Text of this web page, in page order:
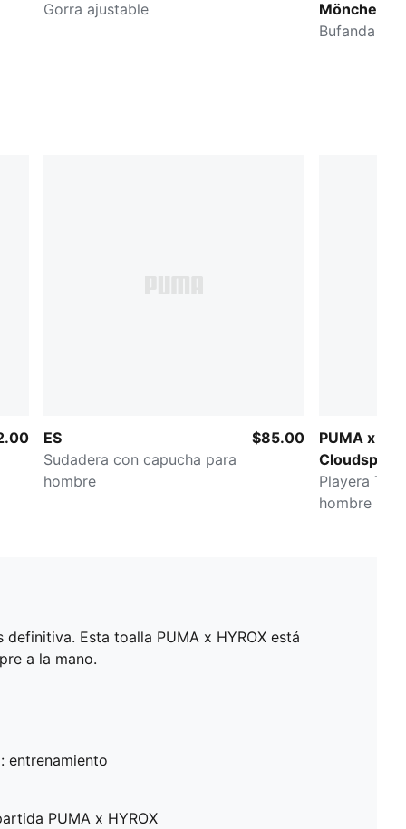
Gorra ajustable
Essentials
Bufanda de
ES
Sudadera con capucha para
hombre
$85.00
PUMA x
Cloudspun
Playera
hombre
Esta toalla PUMA x HYROX está
a la mano.
entrenamiento
PUMA x HYROX